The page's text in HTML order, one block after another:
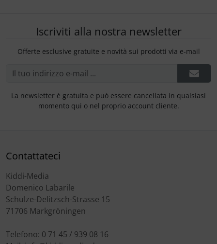
Iscriviti alla nostra newsletter
Offerte esclusive gratuite e novità sui prodotti via e-mail
La newsletter è gratuita e può essere cancellata in qualsiasi
momento qui o nel proprio account cliente.
Contattateci
Kiddi-Media
Domenico Labarile
Schulze-Delitzsch-Strasse 15
71706 Markgröningen
Telefono: 0 71 45 / 939 08 16